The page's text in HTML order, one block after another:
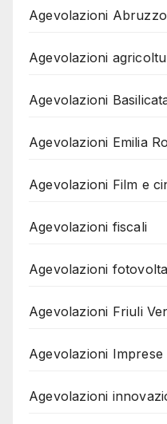
Agevolazioni Abruzzo
Agevolazioni
Agevolazioni
Agevolazioni Emilia
Agevolazioni Film e
Agevolazioni fiscali
Agevolazioni
Agevolazioni Friuli
Agevolazioni Imprese
Agevolazioni